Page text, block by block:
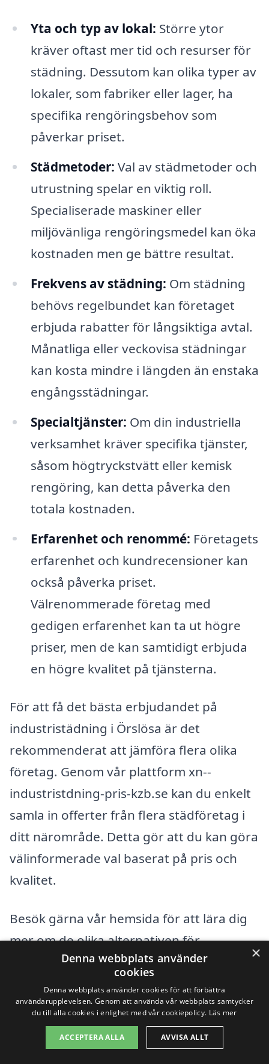
Yta och typ av lokal: Större ytor
kräver oftast mer tid och resurser för
städning. Dessutom kan olika typer av
lokaler, som fabriker eller lager, ha
specifika rengöringsbehov som
påverkar priset.
Städmetoder: Val av städmetoder och
utrustning spelar en viktig roll.
Specialiserade maskiner eller
miljövänliga rengöringsmedel kan öka
kostnaden men ge bättre resultat.
Frekvens av städning: Om städning
behövs regelbundet kan företaget
erbjuda rabatter för långsiktiga avtal.
Månatliga eller veckovisa städningar
kan kosta mindre i längden än enstaka
engångsstädningar.
Specialtjänster: Om din industriella
verksamhet kräver specifika tjänster,
såsom högtryckstvätt eller kemisk
rengöring, kan detta påverka den
totala kostnaden.
Erfarenhet och renommé: Företagets
erfarenhet och kundrecensioner kan
också påverka priset.
Välrenommerade företag med
gedigen erfarenhet kan ta ut högre
priser, men de kan samtidigt erbjuda
en högre kvalitet på tjänsterna.
För att få det bästa erbjudandet på
industristädning i Örslösa är det
rekommenderat att jämföra flera olika
företag. Genom vår plattform xn--
industristdning-pris-kzb.se kan du enkelt
samla in offerter från flera städföretag i
ditt närområde. Detta gör att du kan göra
välinformerade val baserat på pris och
kvalitet.
Besök gärna vår hemsida för att lära dig
mer om de olika alternativen för
industristädning och för att ta första
steget mot en renare och mer
organiserad arbetsmiljö. Med rätt stöd
kan du säkerställa att din industri hålls i
toppskick sans att överbrygga din
×
Denna webbplats använder
cookies
Denna webbplats använder cookies för att förbättra
användarupplevelsen. Genom att använda vår webbplats samtycker
du till alla cookies i enlighet med vår cookiepolicy. Läs mer
ACCEPTERA ALLA AVVISA ALLT